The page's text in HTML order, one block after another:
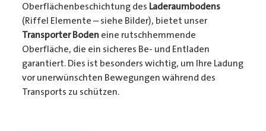
Oberflächenbeschichtung des Laderaumbodens
(Riffel Elemente – siehe Bilder), bietet unser
Transporter Bodeneine rutschhemmende
Oberfläche, die ein sicheres Be- und Entladen
garantiert. Dies ist besonders wichtig, um Ihre Ladung
vor unerwünschten Bewegungen während des
Transports zu schützen.